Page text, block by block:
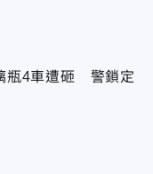
瓶4車遭砸 警鎖定